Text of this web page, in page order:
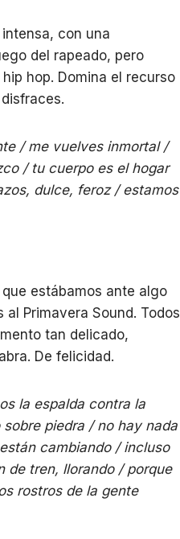
con una
del rapeado, pero
hop. Domina el recurso
/ me vuelves inmortal /
/ tu cuerpo es el hogar
dulce, feroz / estamos
estábamos ante algo
Primavera Sound. Todos
tan delicado,
De felicidad.
la espalda contra la
piedra / no hay nada
cambiando / incluso
de tren, llorando / porque
rostros de la gente